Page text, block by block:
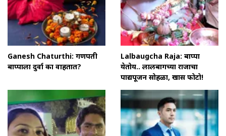
Ganesh Chaturthi: गणपती
बाप्पाला दुर्वा का वाहतात?
Lalbaugcha Raja: बाप्पा
येतोय.. लालबागच्या राजाचा
पाद्यपूजन सोहळा, खास फोटो!